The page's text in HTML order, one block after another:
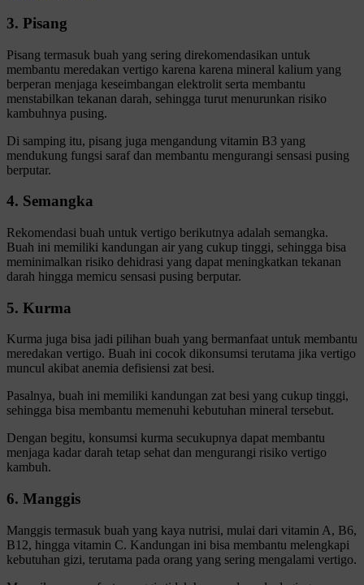
3. Pisang
Pisang termasuk buah yang sering direkomendasikan untuk
membantu meredakan vertigo karena karena mineral kalium yang
berperan menjaga keseimbangan elektrolit serta membantu
menstabilkan tekanan darah, sehingga turut menurunkan risiko
kambuhnya pusing.
Di samping itu, pisang juga mengandung vitamin B3 yang
mendukung fungsi saraf dan membantu mengurangi sensasi pusing
berputar.
4. Semangka
Rekomendasi buah untuk vertigo berikutnya adalah semangka.
Buah ini memiliki kandungan air yang cukup tinggi, sehingga bisa
meminimalkan risiko dehidrasi yang dapat meningkatkan tekanan
darah hingga memicu sensasi pusing berputar.
5. Kurma
Kurma juga bisa jadi pilihan buah yang bermanfaat untuk membantu
meredakan vertigo. Buah ini cocok dikonsumsi terutama jika vertigo
muncul akibat anemia defisiensi zat besi.
Pasalnya, buah ini memiliki kandungan zat besi yang cukup tinggi,
sehingga bisa membantu memenuhi kebutuhan mineral tersebut.
Dengan begitu, konsumsi kurma secukupnya dapat membantu
menjaga kadar darah tetap sehat dan mengurangi risiko vertigo
kambuh.
6. Manggis
Manggis termasuk buah yang kaya nutrisi, mulai dari vitamin A, B6,
B12, hingga vitamin C. Kandungan ini bisa membantu melengkapi
kebutuhan gizi, terutama pada orang yang sering mengalami vertigo.